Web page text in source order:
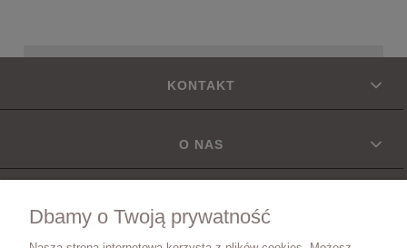
KONTAKT
O NAS
Dbamy o Twoją prywatność